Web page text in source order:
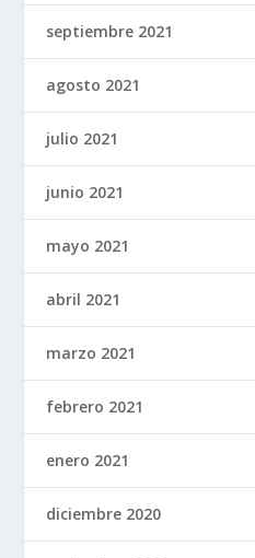
septiembre 2021
agosto 2021
julio 2021
junio 2021
mayo 2021
abril 2021
marzo 2021
febrero 2021
enero 2021
diciembre 2020